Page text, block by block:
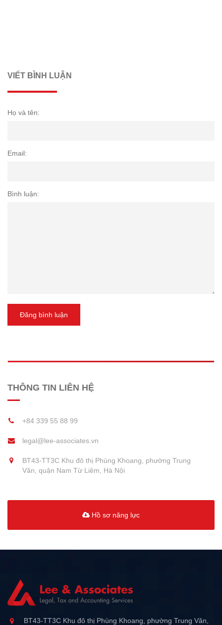
VIẾT BÌNH LUẬN
Họ và tên:
Email:
Bình luận:
Đăng bình luận
THÔNG TIN LIÊN HỆ
+84 339 55 88 99
legal@lee-associates.vn
BT43-TT3C Khu đô thị Phùng Khoang, phường Trung
Văn, quận Nam Từ Liêm, Hà Nội
Hồ sơ năng lực
BT43-TT3C Khu đô thị Phùng Khoang, phường Trung Văn,